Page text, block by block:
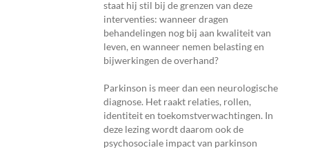
staat hij stil bij de grenzen van deze
interventies: wanneer dragen
behandelingen nog bij aan kwaliteit van
leven, en wanneer nemen belasting en
bijwerkingen de overhand?
Parkinson is meer dan een neurologische
diagnose. Het raakt relaties, rollen,
identiteit en toekomstverwachtingen. In
deze lezing wordt daarom ook de
psychosociale impact van parkinson